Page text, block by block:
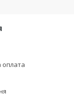
оплата